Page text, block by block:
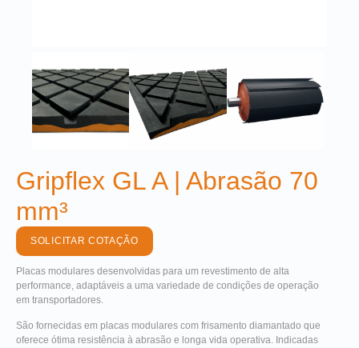
Gripflex GL A | Abrasão 70
mm³
SOLICITAR COTAÇÃO
Placas modulares desenvolvidas para um revestimento de alta
performance, adaptáveis a uma variedade de condições de operação
em transportadores.
São fornecidas em placas modulares com frisamento diamantado que
oferece ótima resistência à abrasão e longa vida operativa. Indicadas